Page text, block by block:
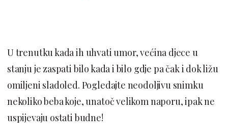
U trenutku kada ih uhvati umor, većina djece u
stanju je zaspati bilo kada i bilo gdje pa čak i dok ližu
omiljeni sladoled. Pogledajte neodoljivu snimku
nekoliko beba koje, unatoč velikom naporu, ipak ne
uspijevaju ostati budne!